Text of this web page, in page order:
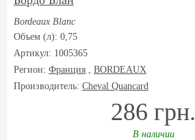
Bordeaux Blanc
Объем (л): 0,75
Артикул: 1005365
Регион: Франция , BORDEAUX
Производитель: Cheval Quancard
286 грн.
В наличии